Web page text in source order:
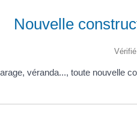
Nouvelle
véranda..., toute nouvelle